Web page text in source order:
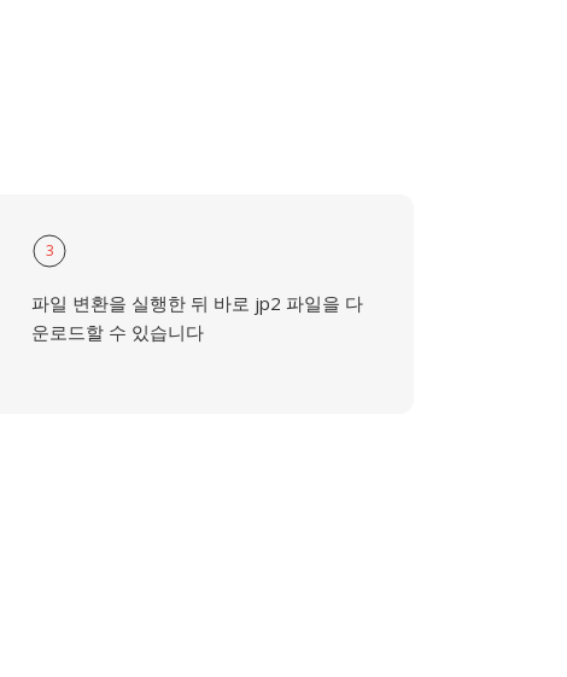
3
파일 변환을 실행한 뒤 바로 jp2 파일을 다
운로드할 수 있습니다